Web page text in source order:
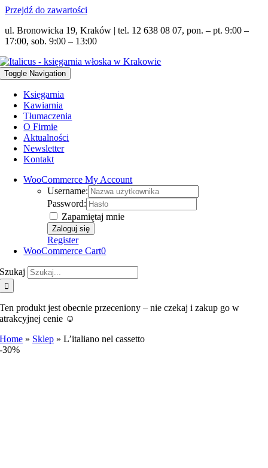
Przejdź do zawartości
ul. Bronowicka 19, Kraków | tel. 12 638 08 07, pon. – pt. 9:00 –
17:00, sob. 9:00 – 13:00
Toggle Navigation
Księgarnia
Kawiarnia
Tłumaczenia
O Firmie
Aktualności
Newsletter
Kontakt
WooCommerce My Account
Username:
Password:
Zapamiętaj mnie
Register
WooCommerce Cart0
Szukaj
Ten produkt jest obecnie przeceniony – nie czekaj i zakup go w
atrakcyjnej cenie ☺️
Home » Sklep »L’italiano nel cassetto
-30%